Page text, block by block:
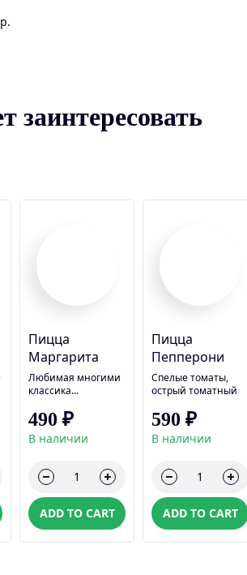
заинтересовать
Пицца
Маргарита
Любимая многими
классика...
490 ₽
В наличии
ADD TO CART
Пицца
Пепперони
Спелые томаты,
острый томатный
тягучая моцарелла,
30см К.230 Б.12
У.19 Масса нетто:
590 ₽
В наличии
ADD TO CART